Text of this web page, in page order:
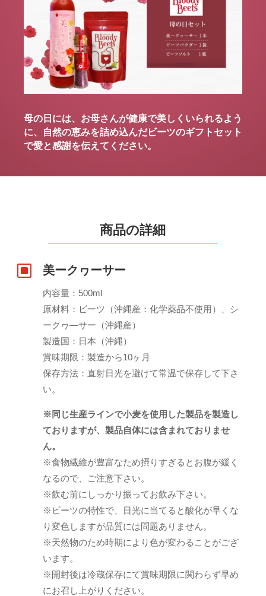
母の日には、お母さんが健康で美しくいられるよう
に、自然の恵みを詰め込んだビーツのギフトセット
で愛と感謝を伝えてください。
商品の詳細
W 美ークヮーサー
内容量：500ml
原材料：ビーツ（沖縄産：化学薬品不使用）、シ
ークヮ―サー（沖縄産）
製造国：日本（沖縄）
賞味期限：製造から10ヶ月
保存方法：直射日光を避けて常温で保存して下さ
い。
※同じ生産ラインで小麦を使用した製品を製造し
ておりますが、製品自体には含まれておりませ
ん。
※食物繊維が豊富なため摂りすぎるとお腹が緩く
なるので、ご注意下さい。
※飲む前にしっかり振ってお飲み下さい。
※ビーツの特性で、日光に当てると酸化が早くな
り変色しますが品質には問題ありません。
※天然物のため時期により色が変わることがござ
います。
※開封後は冷蔵保存にて賞味期限に関わらず早め
にお召し上がりください。